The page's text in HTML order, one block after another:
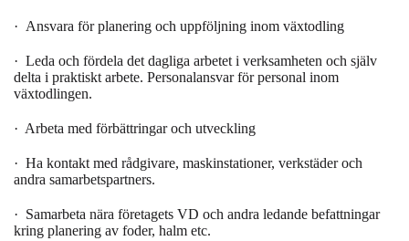
· Ansvara för planering och uppföljning inom växtodling
· Leda och fördela det dagliga arbetet i verksamheten och själv
delta i praktiskt arbete. Personalansvar för personal inom
växtodlingen.
· Arbeta med förbättringar och utveckling
· Ha kontakt med rådgivare, maskinstationer, verkstäder och
andra samarbetspartners.
· Samarbeta nära företagets VD och andra ledande befattningar
kring planering av foder, halm etc.